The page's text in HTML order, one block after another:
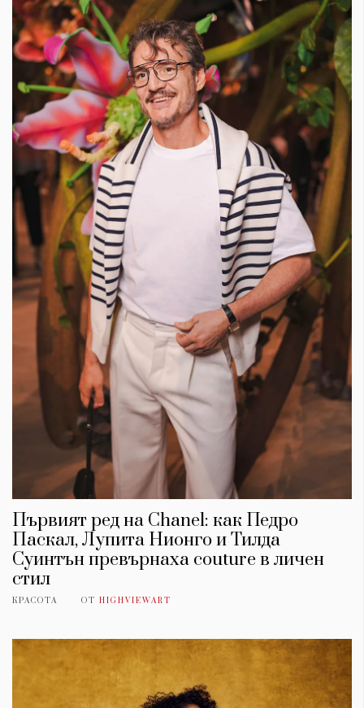
Първият ред на Chanel: как Педро
Паскал, Лупита Нионго и Тилда
Суинтън превърнаха couture в личен
стил
КРАСОТА ОТ HIGHVIEWART